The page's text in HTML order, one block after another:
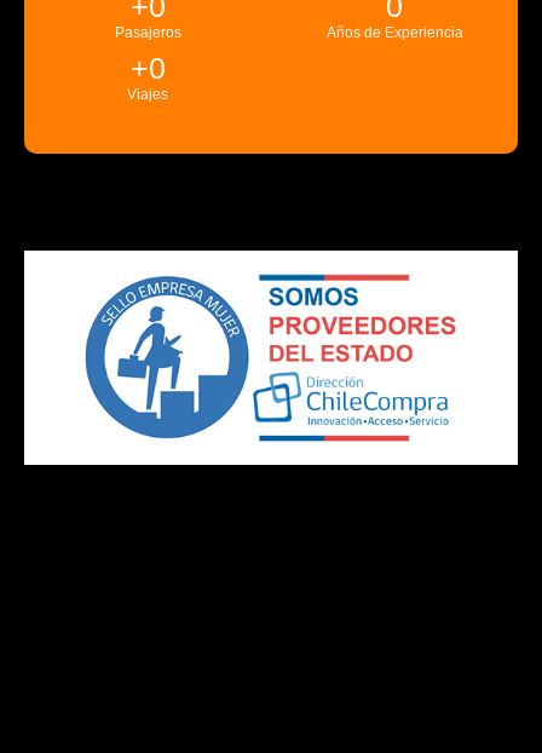
Pasajeros Años de Experiencia
Viajes
+0